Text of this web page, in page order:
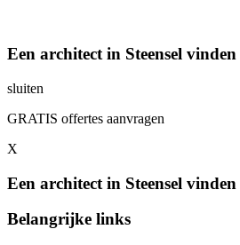
Een architect in Steensel vinden
sluiten
GRATIS offertes aanvragen
X
Een architect in Steensel vinden
Belangrijke links